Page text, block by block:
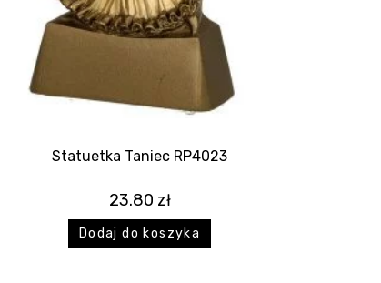
Statuetka Taniec RP4023
23.80 zł
Dodaj do koszyka